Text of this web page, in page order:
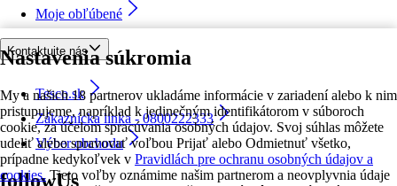
Nastavenia súkromia
My a našich 18 partnerov ukladáme informácie v zariadení alebo k nim
pristupujeme, napríklad k jedinečným identifikátorom v súboroch
cookie, za účelom spracúvania osobných údajov. Svoj súhlas môžete
udeliť alebo spravovať voľbou Prijať alebo Odmietnuť všetko,
prípadne kedykoľvek v Pravidlách pre ochranu osobných údajov a
cookies. Tieto voľby oznámime našim partnerom a neovplyvnia údaje
Moje obľúbené
Kontaktujte nás
Tesco.sk
Zákaznícka linka - 0800222333
Výber obchodu
followUs